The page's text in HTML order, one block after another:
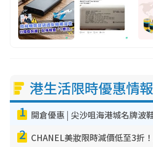
港生活限時優惠情報
1
2